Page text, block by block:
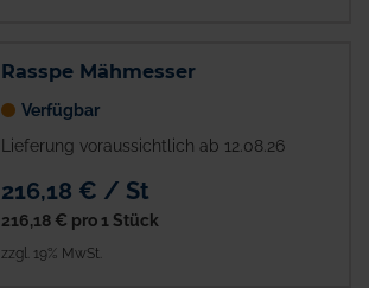
Rasspe Mähmesser
Verfügbar
Lieferung voraussichtlich ab 12.08.26
216,18 € / St
216,18 € pro 1 Stück
zzgl. 19% MwSt.